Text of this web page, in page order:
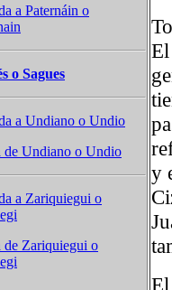
a Paternáin o
o Sagues
a Undiano o Undio
de Undiano o Undio
a Zariquiegui o
de Zariquiegui o
y